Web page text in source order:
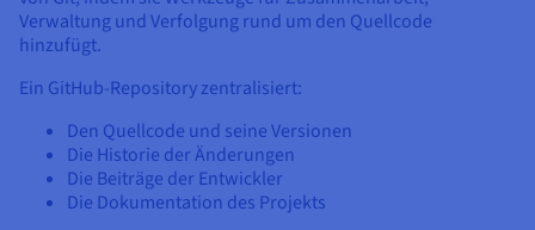
Verwaltung und Verfolgung rund um den Quellcode
hinzufügt.
Ein GitHub-Repository zentralisiert:
Den Quellcode und seine Versionen
Die Historie der Änderungen
Die Beiträge der Entwickler
Die Dokumentation des Projekts